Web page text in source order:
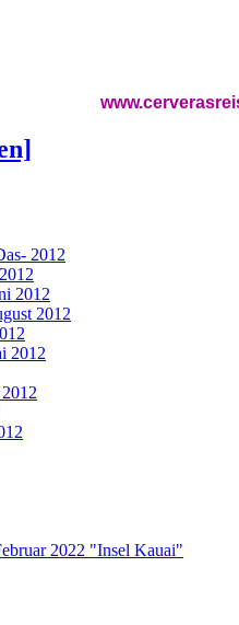
2012
2012
2012
2012
2022 "Insel Kauai"